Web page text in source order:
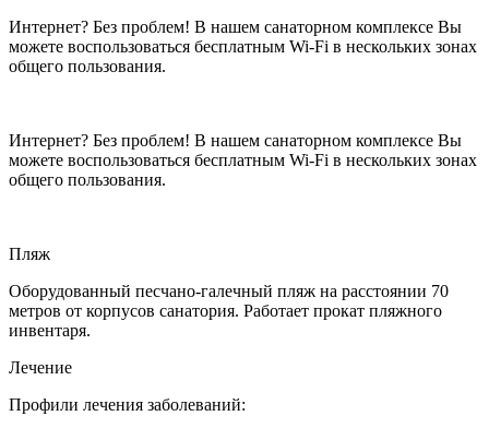
Интернет? Без проблем! В нашем санаторном комплексе Вы
можете воспользоваться бесплатным Wi-Fi в нескольких зонах
общего пользования.
Интернет? Без проблем! В нашем санаторном комплексе Вы
можете воспользоваться бесплатным Wi-Fi в нескольких зонах
общего пользования.
Пляж
Оборудованный песчано-галечный пляж на расстоянии 70
метров от корпусов санатория. Работает прокат пляжного
инвентаря.
Лечение
Профили лечения заболеваний: